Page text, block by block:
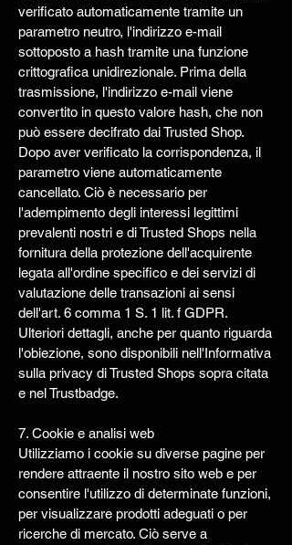
verificato automaticamente tramite un
parametro neutro, l'indirizzo e-mail
sottoposto a hash tramite una funzione
crittografica unidirezionale. Prima della
trasmissione, l'indirizzo e-mail viene
convertito in questo valore hash, che non
può essere decifrato dai Trusted Shop.
Dopo aver verificato la corrispondenza, il
parametro viene automaticamente
cancellato. Ciò è necessario per
l'adempimento degli interessi legittimi
prevalenti nostri e di Trusted Shops nella
fornitura della protezione dell'acquirente
legata all'ordine specifico e dei servizi di
valutazione delle transazioni ai sensi
dell'art. 6 comma 1 S. 1 lit. f GDPR.
Ulteriori dettagli, anche per quanto riguarda
l'obiezione, sono disponibili nell'Informativa
sulla privacy di Trusted Shops sopra citata
e nel Trustbadge.
7. Cookie e analisi web
Utilizziamo i cookie su diverse pagine per
rendere attraente il nostro sito web e per
consentire l'utilizzo di determinate funzioni,
per visualizzare prodotti adeguati o per
ricerche di mercato. Ciò serve a